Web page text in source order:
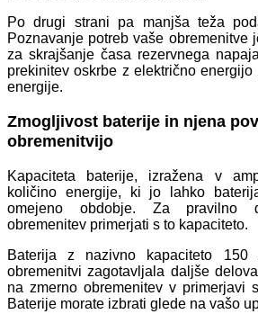
Po drugi strani pa manjša teža
Poznavanje potreb vaše obremenitve
za skrajšanje časa rezervnega
prekinitev oskrbe z električno
energije.
Zmogljivost baterije in njena
obremenitvijo
Kapaciteta baterije, izražena v
količino energije, ki jo lahko
omejeno obdobje. Za pravilno
obremenitev primerjati s to kapaciteto.
Baterija z nazivno kapaciteto
obremenitvi zagotavljala daljše
na zmerno obremenitev v primerjavi
Baterije morate izbrati glede na vašo